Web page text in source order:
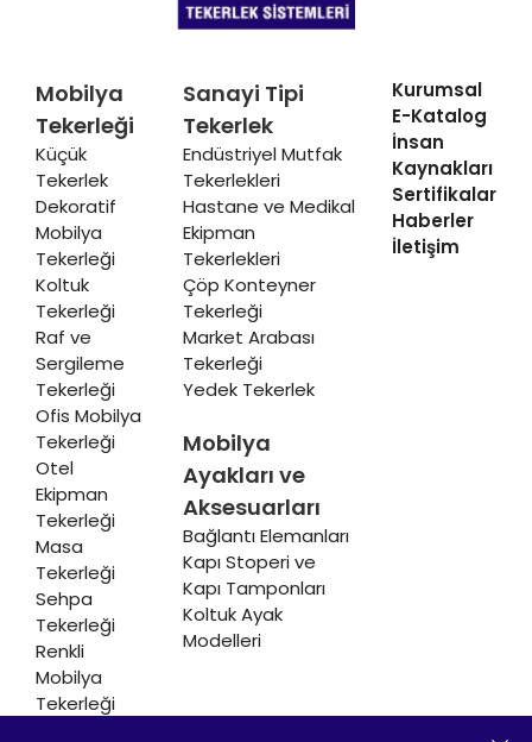
Mobilya
Tekerleği
Küçük
Tekerlek
Dekoratif
Mobilya
Tekerleği
Koltuk
Tekerleği
Raf ve
Sergileme
Tekerleği
Ofis Mobilya
Tekerleği
Otel
Ekipman
Tekerleği
Masa
Tekerleği
Sehpa
Tekerleği
Renkli
Mobilya
Tekerleği
Sanayi Tipi
Tekerlek
Endüstriyel Mutfak
Tekerlekleri
Hastane ve Medikal
Ekipman
Tekerlekleri
Çöp Konteyner
Tekerleği
Market Arabası
Tekerleği
Yedek Tekerlek
Mobilya
Ayakları ve
Aksesuarları
Bağlantı Elemanları
Kapı Stoperi ve
Kapı Tamponları
Koltuk Ayak
Modelleri
Kurumsal
E-Katalog
İnsan
Kaynakları
Sertifikalar
Haberler
İletişim